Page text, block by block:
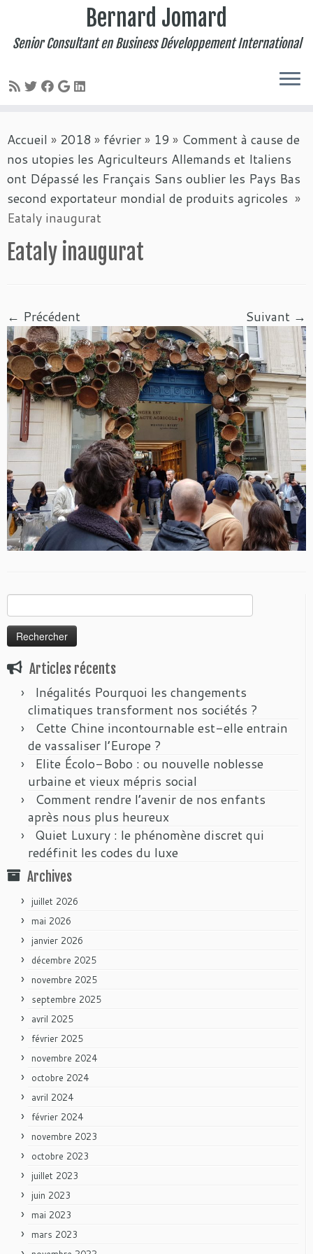
au
contenu
Bernard Jomard
Senior Consultant en Business Développement International
Accueil » 2018 » février» 19 » Comment à cause de
nos utopies les Agriculteurs Allemands et Italiens
ont Dépassé les Français Sans oublier les Pays Bas
second exportateur mondial de produits agricoles »
Eataly inaugurat
Eataly inaugurat
← Précédent Suivant →
Articles récents
Inégalités Pourquoi les changements
climatiques transforment nos sociétés ?
Cette Chine incontournable est-elle entrain
de vassaliser l’Europe ?
Elite Écolo-Bobo : ou nouvelle noblesse
urbaine et vieux mépris social
Comment rendre l’avenir de nos enfants
après nous plus heureux
Quiet Luxury : le phénomène discret qui
redéfinit les codes du luxe
Archives
juillet 2026
mai 2026
janvier 2026
décembre 2025
novembre 2025
septembre 2025
avril 2025
février 2025
novembre 2024
octobre 2024
avril 2024
février 2024
novembre 2023
octobre 2023
juillet 2023
juin 2023
mai 2023
mars 2023